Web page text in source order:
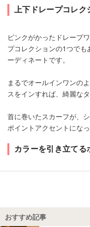
上下ドレープコレク
ピンクがかったドレープ
プコレクションの1つで
ーディネートです。
まるでオールインワンの
スをインすれば、綺麗な
首に巻いたスカーフが、
ポイントアクセントにな
カラーを引き立て
おすすめ記事